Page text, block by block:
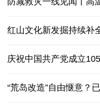
红山文化新发掘持续补
庆祝中国共产党成立
“荒岛改造”自由惬意？